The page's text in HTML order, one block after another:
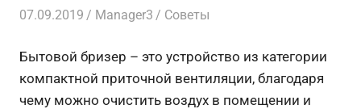
07.09.2019 Manager3 Советы
Бытовой бризер – это устройство из категории
компактной приточной вентиляции, благодаря
чему можно очистить воздух в помещении и